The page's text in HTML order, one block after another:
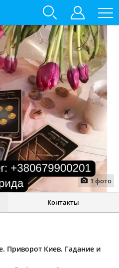
1 фото
Контакты
Приворот Киев. Гадание и